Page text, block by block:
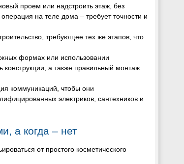
проем или надстроить этаж, без
на теле дома – требует точности и
требующее тех же этапов, что
формах или использовании
а также правильный монтаж
коммуникаций, чтобы они
электриков, сантехников и
а когда – нет
от простого косметического